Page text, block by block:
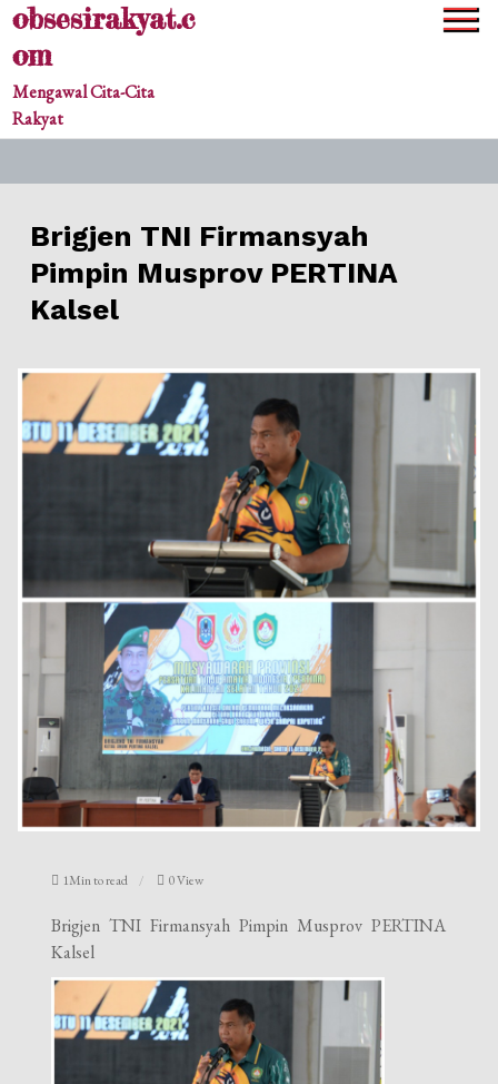
Skipobsesirakyat.c
om
Mengawal Cita-Cita
Rakyat
Brigjen TNI Firmansyah
Pimpin Musprov PERTINA
Kalsel
1Min to read 0 View
Brigjen TNI Firmansyah Pimpin Musprov PERTINA
Kalsel